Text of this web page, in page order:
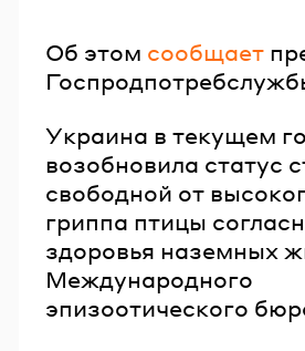
Об этом сообщает
Украина в текущем
возобновила статус
свободной от
гриппа птицы
здоровья наземных
Международного
эпизоотического